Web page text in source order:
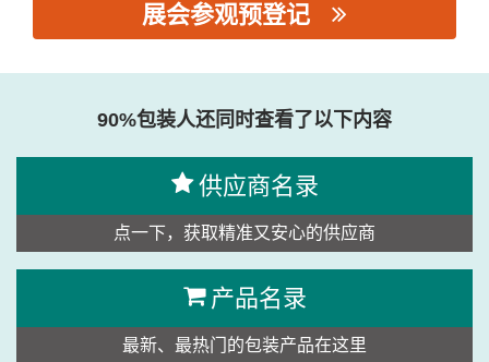
展会参观预登记
90%包装人还同时查看了以下内容
供应商名录
点一下，获取精准又安心的供应商
产品名录
最新、最热门的包装产品在这里